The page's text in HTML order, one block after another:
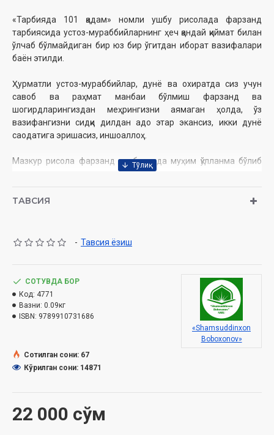
«Тарбияда 101 қадам» номли ушбу рисолада фарзанд
тарбиясида устоз-мураббийларнинг ҳеч қандай қиймат билан
ўлчаб бўлмайдиган бир юз бир ўгитдан иборат вазифалари
баён этилди.
Ҳурматли устоз-мураббийлар, дунё ва охиратда сиз учун
савоб ва раҳмат манбаи бўлмиш фарзанд ва
шогирдларингиздан меҳрингизни аямаган ҳолда, ўз
вазифангизни сидқи дилдан адо этар экансиз, икки дунё
саодатига эришасиз, иншоаллоҳ.
Мазкур рисола фарзанд тарбиясида муҳим қўлланма бўлиб
хизмат қилади деган умиддамиз.
Муаллиф:
Сана:
2024 йил (2022)
Ўлчами:60x84 1/16
Муқоваси:
Ўзбекистон Республикаси Дин ишлари бўйича қўмитанинг
2023 йил 2 августдаги 02-07/6252-сонли хулосаси асосида
ТАВСИЯ
- Тавсия ёзиш
22 000 сўм
СОТУВДА БОР
Код: 4771
Вазни: 0.09кг
ISBN: 9789910731686
«Shamsuddinxon
Boboxonov»
Сотилган сони: 67
Кўрилган сони: 14871